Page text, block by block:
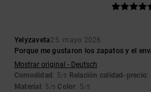
Yelyzaveta25. mayo 2026
Porque me gustaron los zapatos y el
Mostrar original - Deutsch
Comodidad : 5/5 Relación calidad-precio:
Material : 5 /5 Color: 5/5